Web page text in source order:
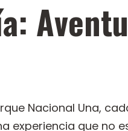
Nacional Una,
experiencia que no